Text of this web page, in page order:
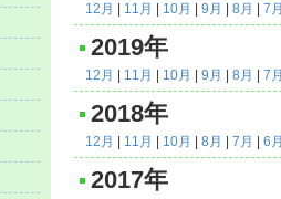
12月 11月 10月 9月 8月 7
2019年
12月 11月 10月 9月 8月 7
2018年
12月 11月 10月 8月 7月 6
2017年